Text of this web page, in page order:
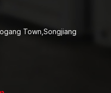
Town,Songjiang